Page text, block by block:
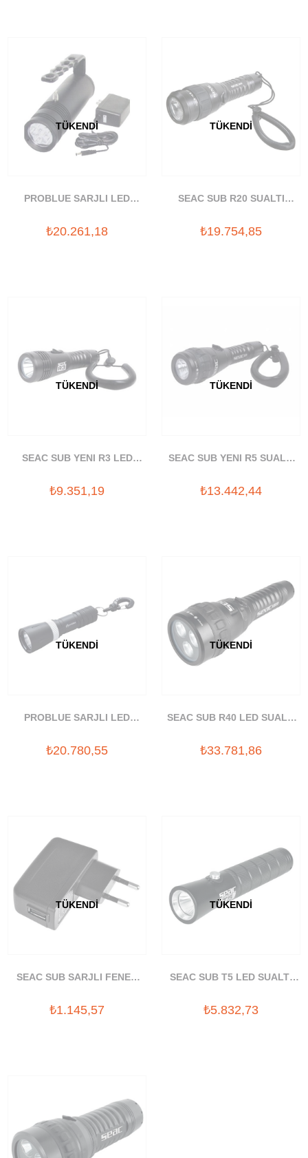
TÜKENDI
PROBLUE SARJLI LED
LUMEN)
₺20.261,18
TÜKENDI
SEAC SUB R20 SUALTI
₺19.754,85
TÜKENDI
SEAC SUB YENI R3 LED
₺9.351,19
TÜKENDI
SEAC SUB YENI R5 SUALTI
₺13.442,44
TÜKENDI
PROBLUE SARJLI LED
LUMEN)
₺20.780,55
TÜKENDI
SEAC SUB R40 LED SUALTI
₺33.781,86
TÜKENDI
SEAC SUB SARJLI FENER
(ADAPTOR)
₺1.145,57
TÜKENDI
SEAC SUB T5 LED SUALTI
₺5.832,73